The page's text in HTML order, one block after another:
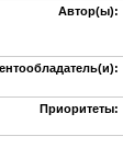
Автор(ы):
Приоритеты: